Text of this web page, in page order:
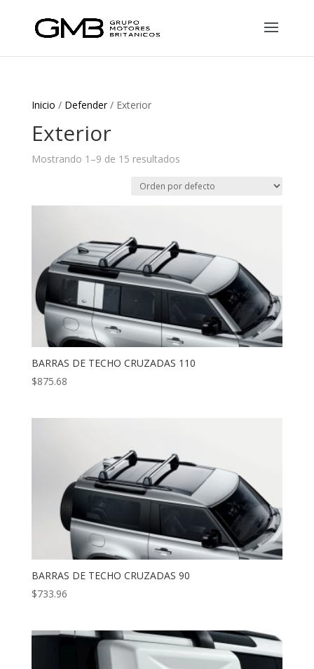
Inicio / Defender/ Exterior
Exterior
Mostrando 1–9 de 15 resultados
BARRAS DE TECHO CRUZADAS 110
$875.68
BARRAS DE TECHO CRUZADAS 90
$733.96